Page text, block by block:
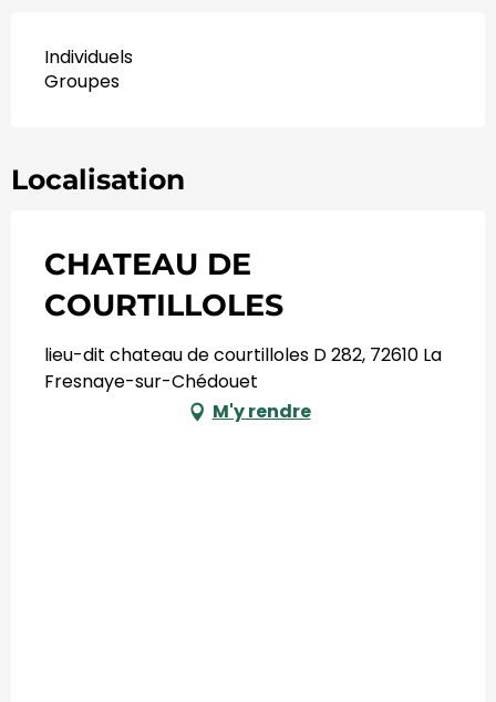
Individuels
Groupes
Localisation
CHATEAU DE
COURTILLOLES
lieu-dit chateau de courtilloles D 282, 72610 La
Fresnaye-sur-Chédouet
M'y rendre